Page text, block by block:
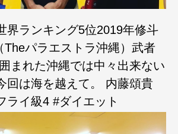
界ランキング5位2019年修斗
Theパラエストラ沖縄）武者
まれた沖縄では中々出来ない
回は海を越えて。 内藤頌貴
ライ級4 #ダイエット